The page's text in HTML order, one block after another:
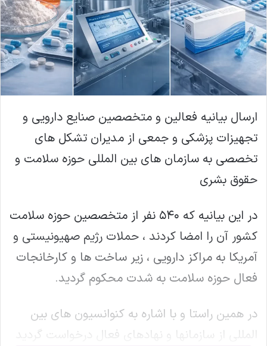
ل
ارسال بیانیه فعالین و متخصصین صنایع دارویی و
تجهیزات پزشکی و جمعی از مدیران تشکل های
تخصصی به سازمان های بین المللی حوزه سلامت و
حقوق بشری
در این بیانیه که ۵۴۰ نفر از متخصصین حوزه سلامت
کشور آن را امضا کردند ، حملات رژیم صهیونیستی و
آمریکا به مراکز دارویی ، زیر ساخت ها و کارخانجات
فعال حوزه سلامت به شدت محکوم گردید.
در همین راستا و با اشاره به کنوانسیون های بین
المللی از سازمانها و نهادهای فعال درخواست گردید